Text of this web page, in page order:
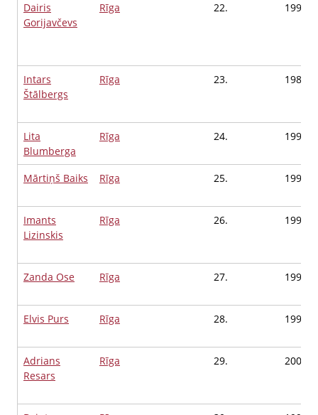
Dairis
Gorijavčevs
Rīga 22. 1990
Intars
Štālbergs
Rīga 23. 1984
Lita
Blumberga
Rīga 24. 1994
Mārtiņš Baiks Rīga 25. 1997
Imants
Lizinskis
Rīga 26. 1999
Zanda Ose Rīga 27. 1995
Elvis Purs Rīga 28. 1995
Adrians
Resars
Rīga 29. 2000